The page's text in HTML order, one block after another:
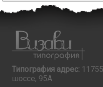
Типография адрес:
шоссе, 95А